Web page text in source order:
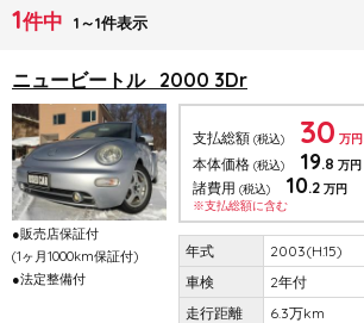
1件中 1～1件表示
ニュービートル 2000 3Dr
●販売店保証付
(1ヶ月1000km保証付)
●法定整備付
支払総額 (税込) 30 万円
本体価格 (税込) 19.8 万円
諸費用 (税込) 10.2 万円
※支払総額に含む
2003(H.15)
2年付
6.3万km